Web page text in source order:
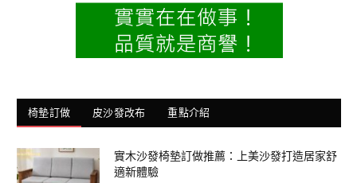
椅墊訂做 皮沙發改布 重點介紹
實木沙發椅墊訂做推薦：上美沙發打造居家舒
適新體驗